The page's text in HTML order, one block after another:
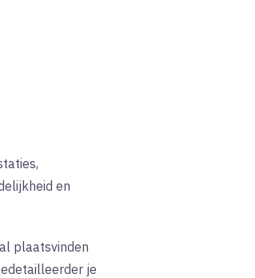
en
plaatsvinden
je